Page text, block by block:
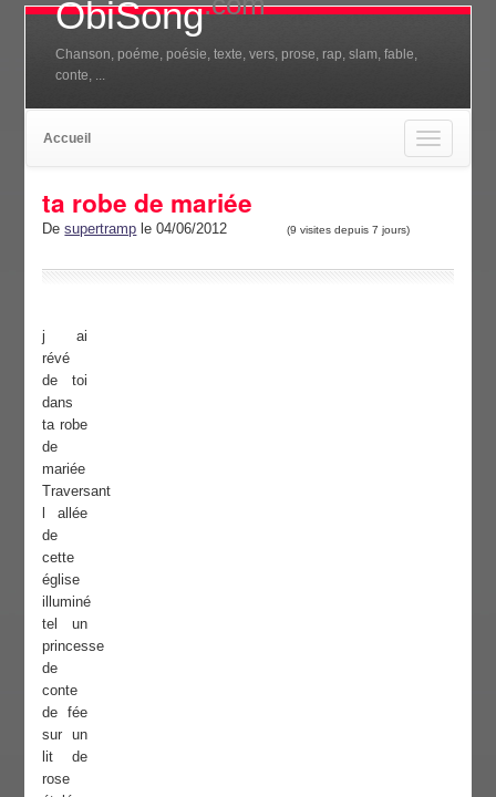
ObiSong
Chanson, poéme, poésie, texte, vers, prose, rap, slam, fable,
conte, ...
Toggle
navigation
Accueil
ta robe de mariée
Desupertramp le 04/06/2012 (9 visites depuis 7 jours)
j ai
révé
de toi
dans
ta robe
de
mariée
Traversant
l allée
de
cette
église
illuminé
tel un
princesse
de
conte
de fée
sur un
lit de
rose